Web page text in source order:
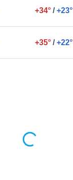
+34° / +23°
+35° / +22°